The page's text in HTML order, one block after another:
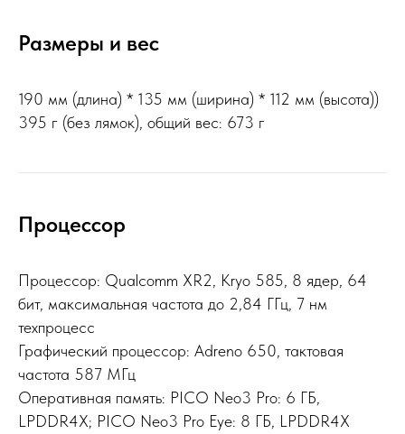
Размеры и вес
190 мм (длина) * 135 мм (ширина) * 112 мм (высота))
395 г (без лямок), общий вес: 673 г
Процессор
Процессор: Qualcomm XR2, Kryo 585, 8 ядер, 64
бит, максимальная частота до 2,84 ГГц, 7 нм
техпроцесс
Графический процессор: Adreno 650, тактовая
частота 587 МГц
Оперативная память: PICO Neo3 Pro: 6 ГБ,
LPDDR4X; PICO Neo3 Pro Eye: 8 ГБ, LPDDR4X